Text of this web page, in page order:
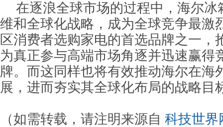
在逐浪全球市场的过程中，海尔冰
维和全球化战略，成为全球竞争最激
区消费者选购家电的首选品牌之一，
为真正参与高端市场角逐并迅速赢得
牌。而这同样也将有效推动海尔在海
展，进而夯实其全球化布局的战略目
（如需转载，请注明来源自 科技世界